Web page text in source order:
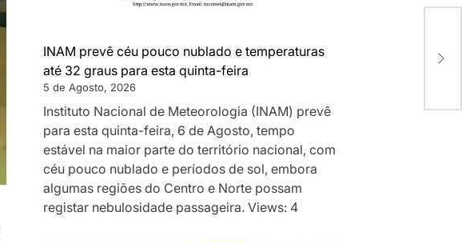
INAM prevê céu pouco nublado e temperaturas
até 32 graus para esta quinta-feira
5 de Agosto, 2026
Instituto Nacional de Meteorologia (INAM) prevê
para esta quinta-feira, 6 de Agosto, tempo
estável na maior parte do território nacional, com
céu pouco nublado e períodos de sol, embora
algumas regiões do Centro e Norte possam
registar nebulosidade passageira. Views: 4